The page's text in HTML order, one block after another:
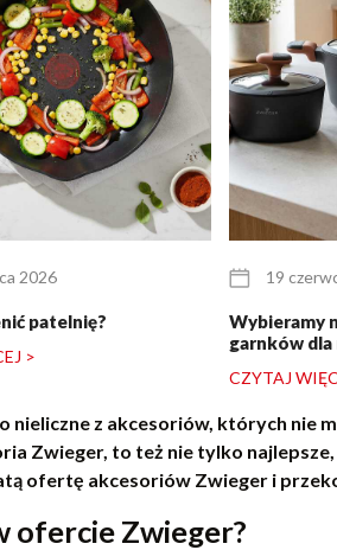
2026
patelnię?
>
19
Wybieramy
garnków
CZYTAJ
z akcesoriów, których nie
Zwieger, to też nie tylko
ofertę akcesoriów Zwieger i
ofercie Zwieger?